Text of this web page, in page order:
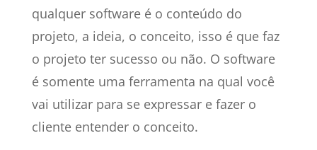
qualquer software é o conteúdo do
projeto, a ideia, o conceito, isso é que faz
o projeto ter sucesso ou não. O software
é somente uma ferramenta na qual você
vai utilizar para se expressar e fazer o
cliente entender o conceito.